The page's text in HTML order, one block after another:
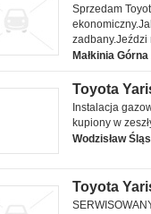
Sprzedam
Małkinia Górna
Toyota
Instalacja
kupiony w
Wodzisław
Toyota